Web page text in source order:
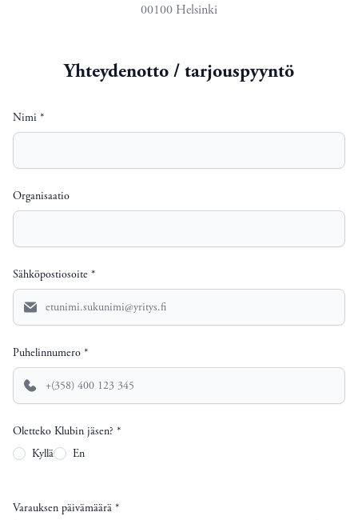
00100 Helsinki
Yhteydenotto / tarjouspyyntö
Nimi *
Organisaatio
Sähköpostiosoite *
Puhelinnumero *
Oletteko Klubin jäsen? *
Kyllä
En
Varauksen päivämäärä *